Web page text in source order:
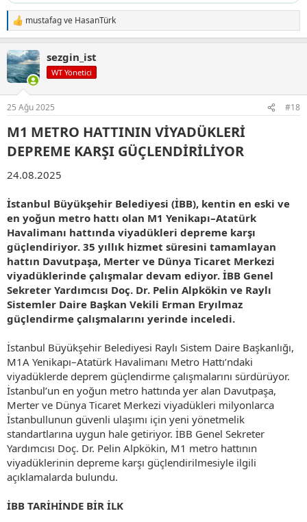
T
e
k
i
l
:
mustafagve HasanTürk
sezgin_ist
WT Yönetici
25 Ağu 2025 #18
M1 METRO HATTININ VİYADÜKLERİ
DEPREME KARŞI GÜÇLENDİRİLİYOR​
24.08.2025
İstanbul Büyükşehir Belediyesi (İBB), kentin en eski ve
en yoğun metro hattı olan M1 Yenikapı–Atatürk
Havalimanı hattında viyadükleri depreme karşı
güçlendiriyor. 35 yıllık hizmet süresini tamamlayan
hattın Davutpaşa, Merter ve Dünya Ticaret Merkezi
viyadüklerinde çalışmalar devam ediyor. İBB Genel
Sekreter Yardımcısı Doç. Dr. Pelin Alpkökin ve Raylı
Sistemler Daire Başkan Vekili Erman Eryılmaz
güçlendirme çalışmalarını yerinde inceledi.
İstanbul Büyükşehir Belediyesi Raylı Sistem Daire Başkanlığı,
M1A Yenikapı–Atatürk Havalimanı Metro Hattı’ndaki
viyadüklerde deprem güçlendirme çalışmalarını sürdürüyor.
İstanbul’un en yoğun metro hattında yer alan Davutpaşa,
Merter ve Dünya Ticaret Merkezi viyadükleri milyonlarca
İstanbullunun güvenli ulaşımı için yeni yönetmelik
standartlarına uygun hale getiriyor. İBB Genel Sekreter
Yardımcısı Doç. Dr. Pelin Alpkökin, M1 metro hattının
viyadüklerinin depreme karşı güçlendirilmesiyle ilgili
açıklamalarda bulundu.
İBB TARİHİNDE BİR İLK